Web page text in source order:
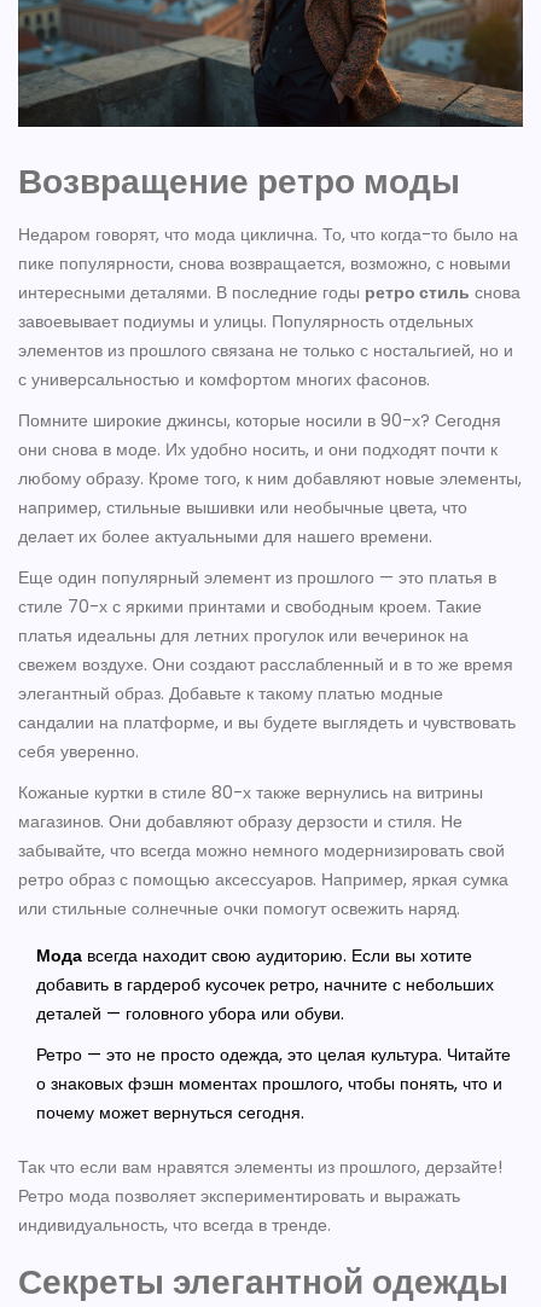
Возвращение ретро моды
Недаром говорят, что мода циклична. То, что когда-то было на
пике популярности, снова возвращается, возможно, с новыми
интересными деталями. В последние годы ретро стиль снова
завоевывает подиумы и улицы. Популярность отдельных
элементов из прошлого связана не только с ностальгией, но и
с универсальностью и комфортом многих фасонов.
Помните широкие джинсы, которые носили в 90-х? Сегодня
они снова в моде. Их удобно носить, и они подходят почти к
любому образу. Кроме того, к ним добавляют новые элементы,
например, стильные вышивки или необычные цвета, что
делает их более актуальными для нашего времени.
Еще один популярный элемент из прошлого — это платья в
стиле 70-х с яркими принтами и свободным кроем. Такие
платья идеальны для летних прогулок или вечеринок на
свежем воздухе. Они создают расслабленный и в то же время
элегантный образ. Добавьте к такому платью модные
сандалии на платформе, и вы будете выглядеть и чувствовать
себя уверенно.
Кожаные куртки в стиле 80-х также вернулись на витрины
магазинов. Они добавляют образу дерзости и стиля. Не
забывайте, что всегда можно немного модернизировать свой
ретро образ с помощью аксессуаров. Например, яркая сумка
или стильные солнечные очки помогут освежить наряд.
Мода всегда находит свою аудиторию. Если вы хотите
добавить в гардероб кусочек ретро, начните с небольших
деталей — головного убора или обуви.
Ретро — это не просто одежда, это целая культура. Читайте
о знаковых фэшн моментах прошлого, чтобы понять, что и
почему может вернуться сегодня.
Так что если вам нравятся элементы из прошлого, дерзайте!
Ретро мода позволяет экспериментировать и выражать
индивидуальность, что всегда в тренде.
Секреты элегантной одежды